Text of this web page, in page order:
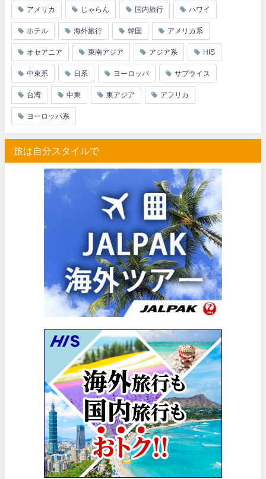
アメリカ じゃらん 国内旅行 ハワイ
ホテル 海外旅行 韓国 アメリカ系
オセアニア 東南アジア アジア系 HIS
中東系 日系 ヨーロッパ サプライス
台湾 中東 東アジア アフリカ
ヨーロッパ系
旅は自分スタイルで